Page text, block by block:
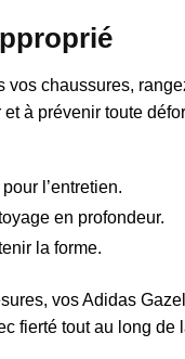
vos chaussures,
à prévenir toute
l’entretien.
en profondeur.
la forme.
vos Adidas
fierté tout au long de